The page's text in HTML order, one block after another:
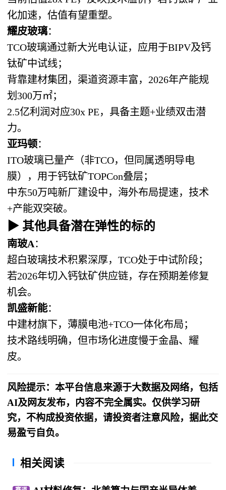
化加速，估值有望重塑。
耀皮玻璃：
TCO玻璃通过新大光电认证，应用于BIPV及钙
钛矿中试线；
背靠建材集团，渠道资源丰富，2026年产能规
划300万㎡；
2.5亿利润对应30x PE，具备主题+业绩双击潜
力。
亚玛顿：
ITO玻璃已量产（非TCO，但同属透明导电
膜），用于钙钛矿TOPCon叠层；
中东50万吨新厂建设中，海外布局提速，技术
+产能双突破。
▶ 其他具备潜在弹性的标的
南玻A：
超白玻璃技术积累深厚，TCO处于中试阶段；
若2026年切入钙钛矿供应链，存在预期差修复
机会。
凯盛新能：
中建材旗下，薄膜电池+TCO一体化布局；
技术路线明确，但市场化进度慢于金晶、耀
皮。
风险提示：本平台信息来源于大数据及网络，包括
AI及网友发布，内容不完全属实。仅供学习研
究，不构成投资依据，请投资者注意风险，据此交
易盈亏自负。
相关阅读